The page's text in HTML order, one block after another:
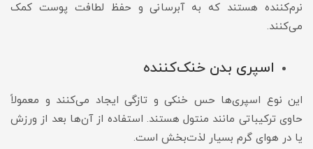
نرم‌کننده هستند که به آبرسانی و حفظ لطافت پوست کمک
می‌کنند.
اسپری بدن خنک‌کننده
این نوع اسپری‌ها حس خنکی و تازگی ایجاد می‌کنند و معمولاً
حاوی ترکیباتی مانند منتول هستند. استفاده از آن‌ها بعد از ورزش
یا در هوای گرم بسیار لذت‌بخش است.